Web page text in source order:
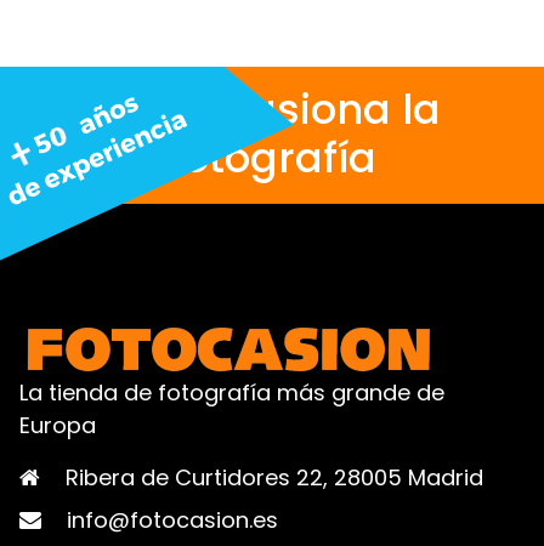
Nos apasiona la
fotografía
La tienda de fotografía más grande de
Europa
Ribera de Curtidores 22, 28005 Madrid
info@fotocasion.es